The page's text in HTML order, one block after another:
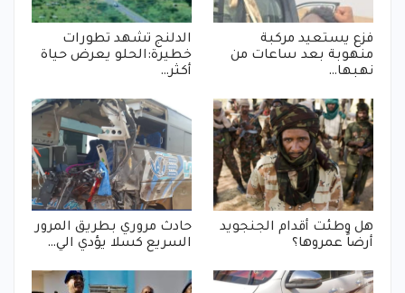
فزع يستعيد مركبة
منهوبة بعد ساعات من
نهبها…
الدلنج تشهد تطورات
خطيرة:الحلو يعرض حياة
أكثر…
هل وطئت أقدام الجنجويد
أرضاً عمروها؟
حادث مروري بطريق المرور
السريع كسلا يؤدي الي…